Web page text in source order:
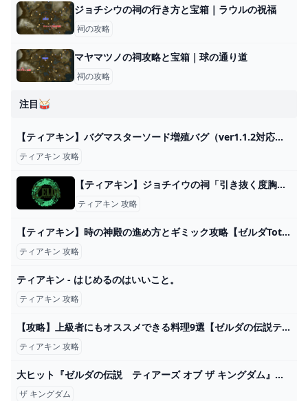
ジョチシウの祠の行き方と宝箱｜ラウルの祝福
祠の攻略
マヤマツノの祠攻略と宝箱｜球の通り道
祠の攻略
注目🥁
【ティアキン】バグマスターソード増殖バグ（ver1.1.2対応）！これで確実にバグマスソを装備増殖！【ゼルダの伝説ティアーズオブザキングダム】 - YouTube
ティアキン 攻略
【ティアキン】ジョチイウの祠「引き抜く度胸」攻略と宝箱の取り方【ゼルダの伝説ティアーズオブザキングダム】｜ゲームエイト
ティアキン 攻略
【ティアキン】時の神殿の進め方とギミック攻略【ゼルダTotK】 のしろぐ
ティアキン 攻略
ティアキン - はじめるのはいいこと。
ティアキン 攻略
【攻略】上級者にもオススメできる料理9選【ゼルダの伝説ティアーズオブザキングダム/ティアキン】【ゆっくり解説】 - YouTube
ティアキン 攻略
大ヒット『ゼルダの伝説 ティアーズ オブ ザ キングダム』大特集、特別付録も「ニンテンドードリーム」7月号｜Real Sound｜リアルサウンド ブック
ザ キングダム